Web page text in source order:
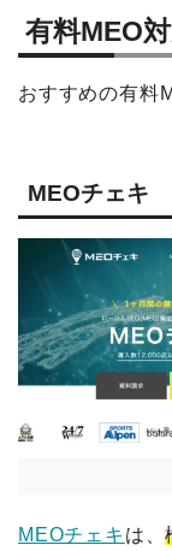
有料MEO
おすすめの有料
MEOチェキ
MEOチェキ は、